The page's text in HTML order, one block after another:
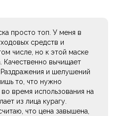
просто топ. У меня в
средств и
числе, но к этой маске
Качественно вычищает
и шелушений
то, что нужно
время использования на
из лица курагу.
что цена завышена,